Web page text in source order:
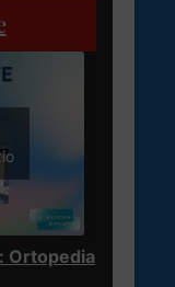
Ortopedia